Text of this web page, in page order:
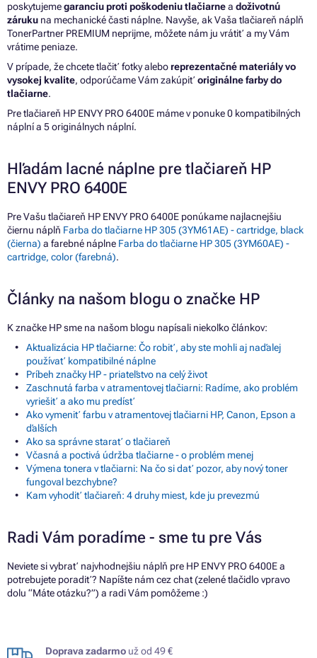
poskytujemegaranciu proti poškodeniu tlačiarnea doživotnú
záruku na mechanické časti náplne. Navyše, ak Vaša tlačiareň náplň
TonerPartner PREMIUM neprijme, môžete nám ju vrátiť a my Vám
vrátime peniaze.
V prípade, že chcete tlačiť fotky aleboreprezentačné materiály vo
vysokej kvalite, odporúčame Vám zakúpiť originálne farby do
tlačiarne.
Pre tlačiareň HP ENVY PRO 6400E máme v ponuke 0 kompatibilných
náplní a 5 originálnych náplní.
Hľadám lacné náplne pre tlačiareň HP
ENVY PRO 6400E
Pre Vašu tlačiareň HP ENVY PRO 6400E ponúkame najlacnejšiu
čiernu náplň Farba do tlačiarne HP 305 (3YM61AE) - cartridge, black
(čierna) a farebné náplne Farba do tlačiarne HP 305 (3YM60AE) -
cartridge, color (farebná).
Články na našom blogu o značke HP
K značke HP sme na našom blogu napísali niekoľko článkov:
Aktualizácia HP tlačiarne: Čo robiť, aby ste mohli aj naďalej
používať kompatibilné náplne
Príbeh značky HP - priateľstvo na celý život
Zaschnutá farba v atramentovej tlačiarni: Radíme, ako problém
vyriešiť a ako mu predísť
Ako vymeniť farbu v atramentovej tlačiarni HP, Canon, Epson a
ďalších
Ako sa správne starať o tlačiareň
Včasná a poctivá údržba tlačiarne - o problém menej
Výmena tonera v tlačiarni: Na čo si dať pozor, aby nový toner
fungoval bezchybne?
Kam vyhodiť tlačiareň: 4 druhy miest, kde ju prevezmú
Radi Vám poradíme - sme tu pre Vás
Neviete si vybrať najvhodnejšiu náplň pre HP ENVY PRO 6400E a
potrebujete poradiť? Napíšte nám cez chat (zelené tlačidlo vpravo
dolu “Máte otázku?”) a radi Vám pomôžeme :)
Doprava zadarmo už od 49 €